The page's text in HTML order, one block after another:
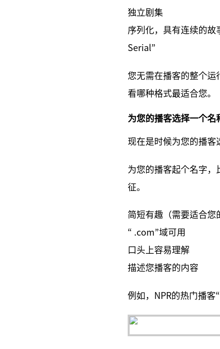
独立剧集
序列化，具有连续的
Serial”
您无需在播客的整个运
看哪种格式最适合您。
为您的播客选择一个名
现在是时候为您的播客
为您的播客起个名字，
征。
简短有趣（需要适合您
“ .com”域可用
口头上容易理解
描述您播客的内容
例如，NPR的热门播客“